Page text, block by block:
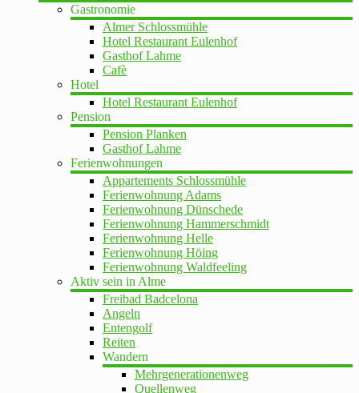
Gastronomie
Almer Schlossmühle
Hotel Restaurant Eulenhof
Gasthof Lahme
Cafè
Hotel
Hotel Restaurant Eulenhof
Pension
Pension Planken
Gasthof Lahme
Ferienwohnungen
Appartements Schlossmühle
Ferienwohnung Adams
Ferienwohnung Dünschede
Ferienwohnung Hammerschmidt
Ferienwohnung Helle
Ferienwohnung Höing
Ferienwohnung Waldfeeling
Aktiv sein in Alme
Freibad Badcelona
Angeln
Entengolf
Reiten
Wandern
Mehrgenerationenweg
Quellenweg